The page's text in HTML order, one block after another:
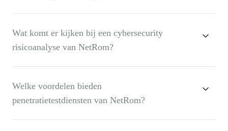
Wat komt er kijken bij een cybersecurity
risicoanalyse van NetRom?
Welke voordelen bieden
penetratietestdiensten van NetRom?